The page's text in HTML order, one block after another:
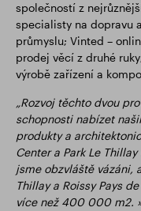
společností z
specialisty na dopravu
průmyslu; Vinted –
prodej věcí z druhé
výrobě zařízení a
„Rozvoj těchto dvou
schopnosti nabízet
produkty a
Center a Park Le
jsme obzvláště vázáni,
Thillay a Roissy Pays
více než 400 000 m2.